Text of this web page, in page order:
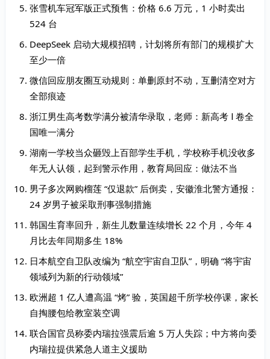
张雪机车冠军版正式预售：价格 6.6 万元，1 小时卖出
524 台
DeepSeek 启动大规模招聘，计划将所有部门的规模扩大
至少一倍
微信回应朋友圈互动规则：单删原封不动，互删清空对方
全部痕迹
浙江男生高考数学满分被清华录取，老师：新高考 Ⅰ 卷全
国唯一满分
湖南一学校当众砸毁上百部学生手机，学校称手机没收多
年无人认领，起到警示作用，教育局回应：做法不当
男子多次网购榴莲 “仅退款” 后倒卖，安徽淮北警方通报：
24 岁男子被采取刑事强制措施
韩国生育率回升，新生儿数量连续增长 22 个月，今年 4
月比去年同期多生 18%
日本航空自卫队改编为 “航空宇宙自卫队”，明确 “将宇宙
领域列为新的行动领域”
欧洲超 1 亿人遭高温 “烤” 验，英国超千所学校停课，家长
自掏腰包给教室装空调
联合国官员称委内瑞拉强震后逾 5 万人失踪；中方将向委
内瑞拉提供紧急人道主义援助